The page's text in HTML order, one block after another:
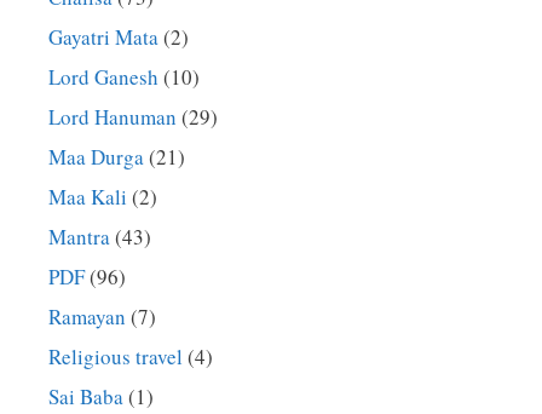
Gayatri Mata(2)
Lord Ganesh (10)
Lord Hanuman (29)
Maa Durga(21)
Maa Kali (2)
Mantra(43)
PDF(96)
Ramayan (7)
Religious travel (4)
Sai Baba(1)